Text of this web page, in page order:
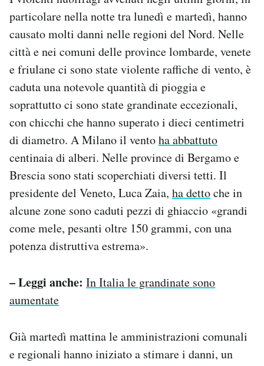
particolare nella notte tra lunedì e martedì, hanno
causato molti danni nelle regioni del Nord. Nelle
città e nei comuni delle province lombarde, venete
e friulane ci sono state violente raffiche di vento, è
caduta una notevole quantità di pioggia e
soprattutto ci sono state grandinate eccezionali,
con chicchi che hanno superato i dieci centimetri
di diametro. A Milano il ventoha abbattuto
centinaia di alberi. Nelle province di Bergamo e
Brescia sono stati scoperchiati diversi tetti. Il
presidente del Veneto, Luca Zaia, ha dettoche in
alcune zone sono caduti pezzi di ghiaccio «grandi
come mele, pesanti oltre 150 grammi, con una
potenza distruttiva estrema».
– Leggi anche: In Italia le grandinate sono
aumentate
Già martedì mattina le amministrazioni comunali
e regionali hanno iniziato a stimare i danni, un